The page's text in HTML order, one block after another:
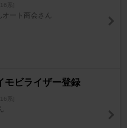
[16系]
オート商会さん
モビライザー登録
[16系]